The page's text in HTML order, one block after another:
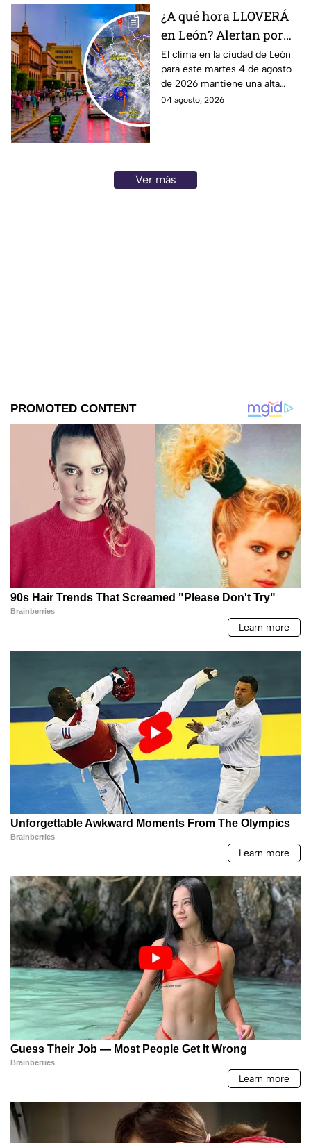
¿A qué hora LLOVERÁ
en León? Alertan por
ALTA probabilidad de
lluvia HOY martes, por
inestabilidad
atmosférica
El clima en la ciudad de León
para este martes 4 de agosto
de 2026 mantiene una alta
probabilidad de lluvia, de
04 agosto, 2026
Ver más